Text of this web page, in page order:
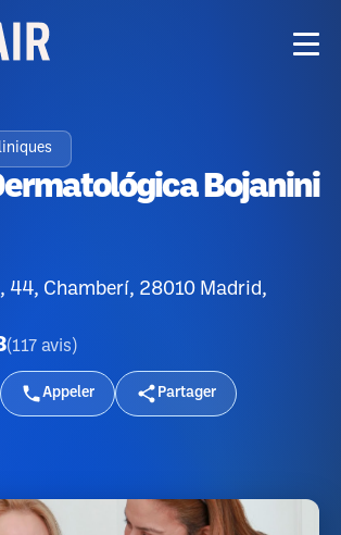
Bojanini
44, Chamberí, 28010 Madrid,
(117 avis )
Appeler Partager